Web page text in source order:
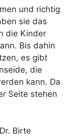
und richtig
sie das
die Kinder
Bis dahin
es gibt
die
kann. Da
Seite stehen
Birte